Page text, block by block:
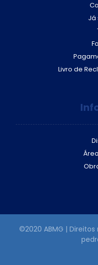
Já
Livro de
©2020 ABMG |